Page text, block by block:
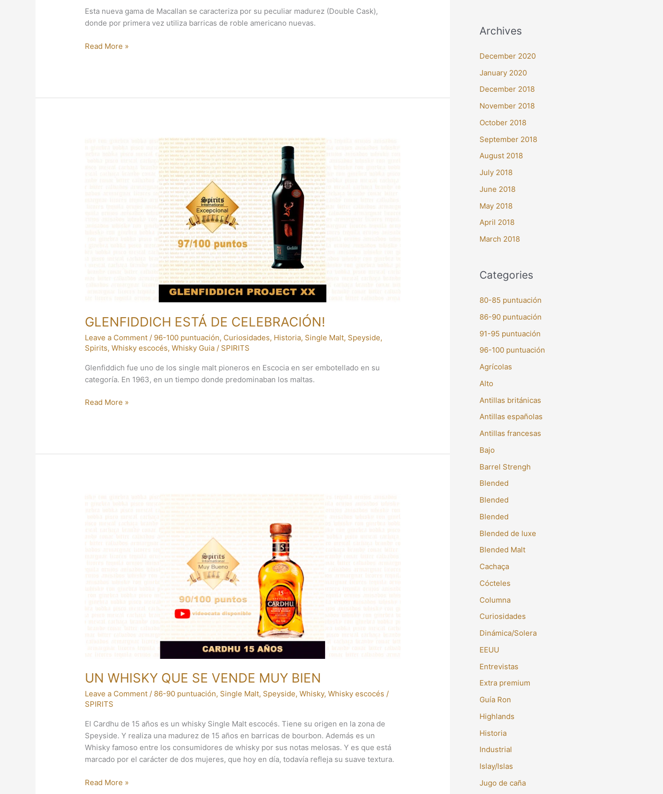
Esta nueva gama de Macallan se caracteriza por su peculiar madurez (Double Cask),
donde por primera vez utiliza barricas de roble americano nuevas.
Read More »
GLENFIDDICH ESTÁ DE CELEBRACIÓN!
Leave a Comment / 96-100 puntuación, Curiosidades, Historia, Single Malt, Speyside,
Spirits,Whisky escocés,Whisky Guia / SPIRITS
Glenfiddich fue uno de los single malt pioneros en Escocia en ser embotellado en su
categoría. En 1963, en un tiempo donde predominaban los maltas.
Read More »
UN WHISKY QUE SE VENDE MUY BIEN
Leave a Comment / 86-90 puntuación, Single Malt, Speyside,Whisky,Whisky escocés /
SPIRITS
El Cardhu de 15 años es un whisky Single Malt escocés. Tiene su origen en la zona de
Speyside. Y realiza una madurez de 15 años en barricas de bourbon. Además es un
Whisky famoso entre los consumidores de whisky por sus notas melosas. Y es que está
marcado por el carácter de dos mujeres, que hoy en día, todavía refleja su suave textura.
BIEN
Read More »
Archives
December 2020
January 2020
December 2018
November 2018
October 2018
September 2018
August 2018
July 2018
June 2018
May 2018
April 2018
March 2018
Categories
80-85 puntuación
86-90 puntuación
91-95 puntuación
96-100 puntuación
Agrícolas
Alto
Antillas británicas
Antillas españolas
Antillas francesas
Bajo
Barrel Strengh
Blended
Blended
Blended
Blended de luxe
Blended Malt
Cachaça
Cócteles
Columna
Curiosidades
Dinámica/Solera
EEUU
Entrevistas
Extra premium
Guía Ron
Highlands
Historia
Industrial
Islay/Islas
Jugo de caña